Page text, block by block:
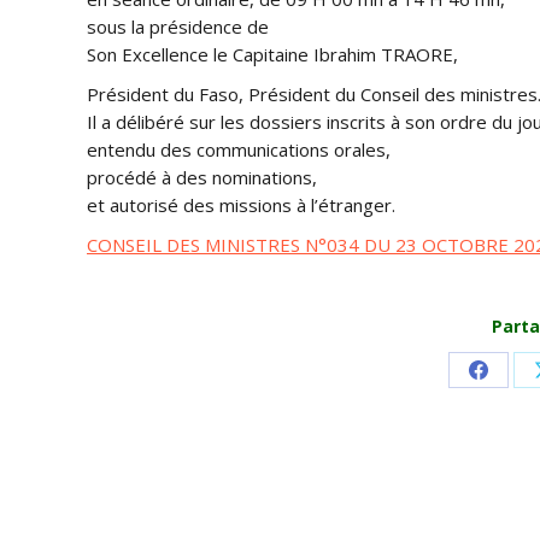
sous la présidence de
Son Excellence le Capitaine Ibrahim TRAORE,
Président du Faso, Président du Conseil des ministres.
Il a délibéré sur les dossiers inscrits à son ordre du
entendu des communications orales,
procédé à des nominations,
et autorisé des missions à l’étranger.
CONSEIL DES MINISTRES N°034 DU 23 OCTOBRE
Share